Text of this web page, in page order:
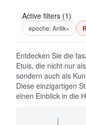
Active filters (1)
epoche: Antik×
Entdecken Sie die
Etuis, die nicht nur
sondern auch als
Diese einzigartigen
einen Einblick in die